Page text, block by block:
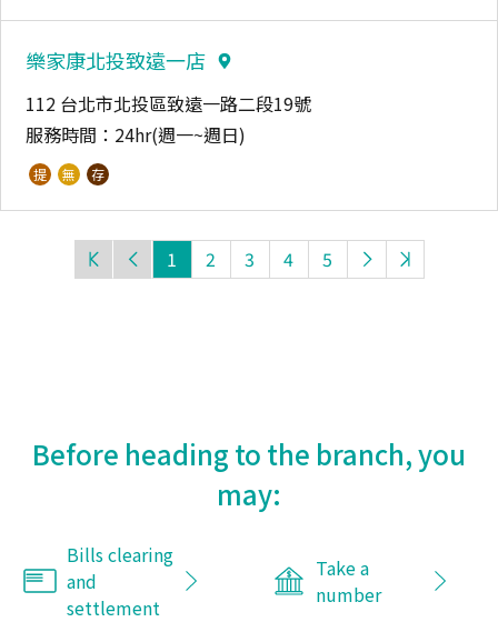
樂家康北投致遠一店
112 台北市北投區致遠一路二段19號
服務時間： 24hr(週一~週日)
提 無 存
1 2 3 4 5
Before heading to the branch, you
may:
Bills clearing
and
settlement
Take a
number